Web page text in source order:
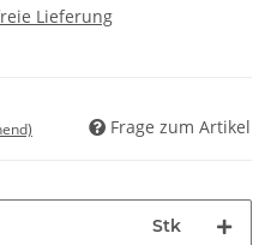
Lieferung
Frage zum Artikel
Stk